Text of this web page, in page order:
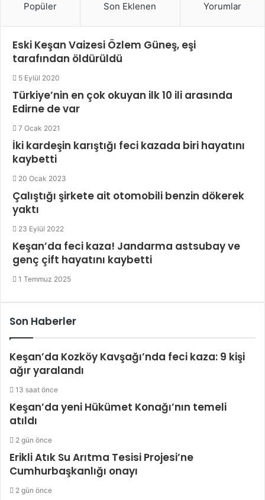
Popüler Son Eklenen Yorumlar
Eski Keşan Vaizesi Özlem Güneş, eşi
tarafından öldürüldü
5 Eylül 2020
Türkiye’nin en çok okuyan ilk 10 ili arasında
Edirne de var
7 Ocak 2021
İki kardeşin karıştığı feci kazada biri hayatını
kaybetti
20 Ocak 2023
Çalıştığı şirkete ait otomobili benzin dökerek
yaktı
23 Eylül 2022
Keşan’da feci kaza! Jandarma astsubay ve
genç çift hayatını kaybetti
1 Temmuz 2025
Son Haberler
Keşan’da Kozköy Kavşağı’nda feci kaza: 9 kişi
ağır yaralandı
13 saat önce
Keşan’da yeni Hükümet Konağı’nın temeli
atıldı
2 gün önce
Erikli Atık Su Arıtma Tesisi Projesi’ne
Cumhurbaşkanlığı onayı
2 gün önce